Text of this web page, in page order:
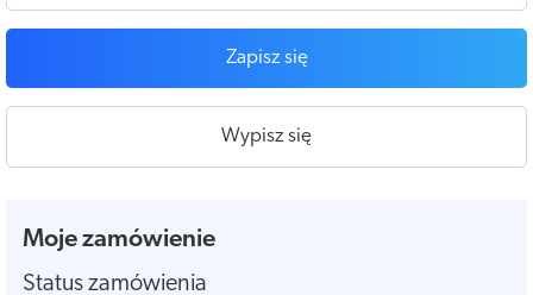
Zapisz się
Wypisz się
Moje zamówienie
Status zamówienia